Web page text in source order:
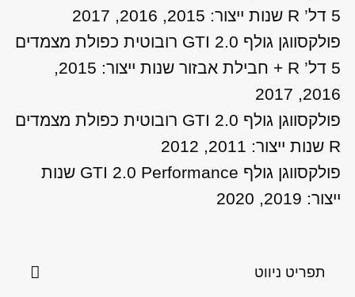
5 דל’ R שנות ייצור: 2015, 2016, 2017
פולקסווגן גולף GTI 2.0 רובוטית כפולת מצמדים
5 דל’ R + חבילת אבזור שנות ייצור: 2015,
2016, 2017
פולקסווגן גולף GTI 2.0 רובוטית כפולת מצמדים
R שנות ייצור: 2011, 2012
פולקסווגן גולף GTI 2.0 Performance שנות
ייצור: 2019, 2020
תפריט ניווט